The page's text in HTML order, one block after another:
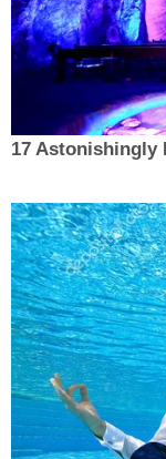
17 Astonishingly